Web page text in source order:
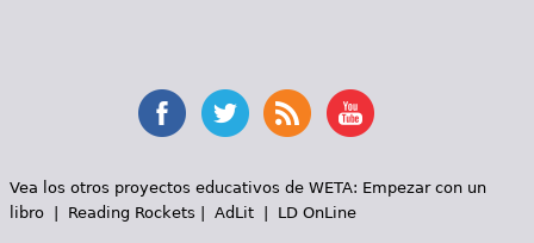
Vea los otros proyectos educativos de WETA: Empezar con un
libro| Reading Rockets AdLit| LD OnLine